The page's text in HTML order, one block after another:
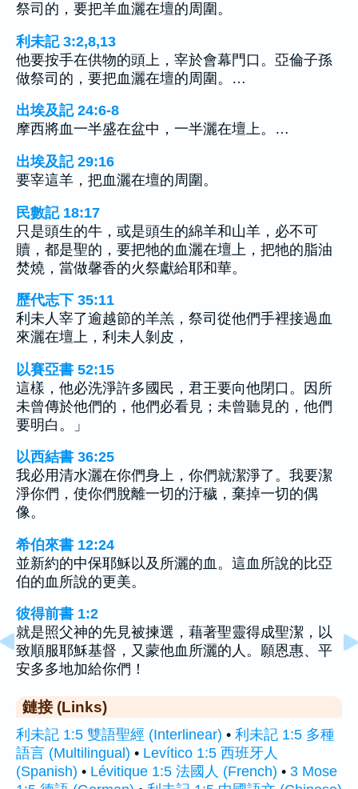
祭司的，要把羊血灑在壇的周圍。
利未記 3:2,8,13
他要按手在供物的頭上，宰於會幕門口。亞倫子孫
做祭司的，要把血灑在壇的周圍。…
出埃及記 24:6-8
摩西將血一半盛在盆中，一半灑在壇上。…
出埃及記 29:16
要宰這羊，把血灑在壇的周圍。
民數記 18:17
只是頭生的牛，或是頭生的綿羊和山羊，必不可
贖，都是聖的，要把牠的血灑在壇上，把牠的脂油
焚燒，當做馨香的火祭獻給耶和華。
歷代志下 35:11
利未人宰了逾越節的羊羔，祭司從他們手裡接過血
來灑在壇上，利未人剝皮，
以賽亞書 52:15
這樣，他必洗淨許多國民，君王要向他閉口。因所
未曾傳於他們的，他們必看見；未曾聽見的，他們
要明白。」
以西結書 36:25
我必用清水灑在你們身上，你們就潔淨了。我要潔
淨你們，使你們脫離一切的汙穢，棄掉一切的偶
像。
希伯來書 12:24
並新約的中保耶穌以及所灑的血。這血所說的比亞
伯的血所說的更美。
彼得前書 1:2
就是照父神的先見被揀選，藉著聖靈得成聖潔，以
致順服耶穌基督，又蒙他血所灑的人。願恩惠、平
安多多地加給你們！
鏈接 (Links)
利未記 1:5 雙語聖經 (Interlinear) • 利未記 1:5 多種
語言 (Multilingual) • Levítico 1:5 西班牙人
(Spanish) • Lévitique 1:5 法國人 (French) • 3 Mose